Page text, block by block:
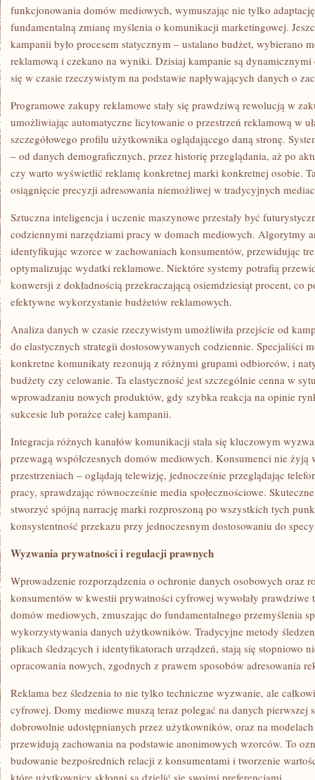
funkcjonowania domów mediowych, wymuszając nie tylko
fundamentalną zmianę myślenia o komunikacji marketingowej.
kampanii było procesem statycznym – ustalano budżet, wybierano
reklamową i czekano na wyniki. Dzisiaj kampanie są
się w czasie rzeczywistym na podstawie napływających danych o
Programowe zakupy reklamowe stały się prawdziwą rewolucją w
umożliwiając automatyczne licytowanie o przestrzeń reklamową w
szczegółowego profilu użytkownika oglądającego daną stronę.
– od danych demograficznych, przez historię przeglądania, aż po
czy warto wyświetlić reklamę konkretnej marki konkretnej osobie.
osiągnięcie precyzji adresowania niemożliwej w tradycyjnych
Sztuczna inteligencja i uczenie maszynowe przestały być
codziennymi narzędziami pracy w domach mediowych. Algorytmy
identyfikując wzorce w zachowaniach konsumentów, przewidując
optymalizując wydatki reklamowe. Niektóre systemy potrafią
konwersji z dokładnością przekraczającą osiemdziesiąt procent, co
efektywne wykorzystanie budżetów reklamowych.
Analiza danych w czasie rzeczywistym umożliwiła przejście od
do elastycznych strategii dostosowywanych codziennie. Specjaliści
konkretne komunikaty rezonują z różnymi grupami odbiorców, i
budżety czy celowanie. Ta elastyczność jest szczególnie cenna w
wprowadzaniu nowych produktów, gdy szybka reakcja na opinie
sukcesie lub porażce całej kampanii.
Integracja różnych kanałów komunikacji stała się kluczowym
przewagą współczesnych domów mediowych. Konsumenci nie
przestrzeniach – oglądają telewizję, jednocześnie przeglądając
pracy, sprawdzając równocześnie media społecznościowe.
stworzyć spójną narrację marki rozproszoną po wszystkich tych
konsystentność przekazu przy jednoczesnym dostosowaniu do
Wyzwania prywatności i regulacji prawnych
Wprowadzenie rozporządzenia o ochronie danych osobowych oraz
konsumentów w kwestii prywatności cyfrowej wywołały prawdziwe
domów mediowych, zmuszając do fundamentalnego przemyślenia
wykorzystywania danych użytkowników. Tradycyjne metody
plikach śledzących i identyfikatorach urządzeń, stają się stopniowo
opracowania nowych, zgodnych z prawem sposobów adresowania
Reklama bez śledzenia to nie tylko techniczne wyzwanie, ale
cyfrowej. Domy mediowe muszą teraz polegać na danych pierwszej
dobrowolnie udostępnianych przez użytkowników, oraz na
przewidują zachowania na podstawie anonimowych wzorców. To
budowanie bezpośrednich relacji z konsumentami i tworzenie
które użytkownicy skłonni są dzielić się swoimi preferencjami.